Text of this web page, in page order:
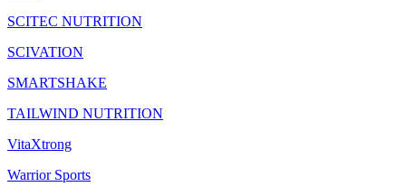
SCITEC NUTRITION
SCIVATION
SMARTSHAKE
TAILWIND NUTRITION
VitaXtrong
Warrior Sports